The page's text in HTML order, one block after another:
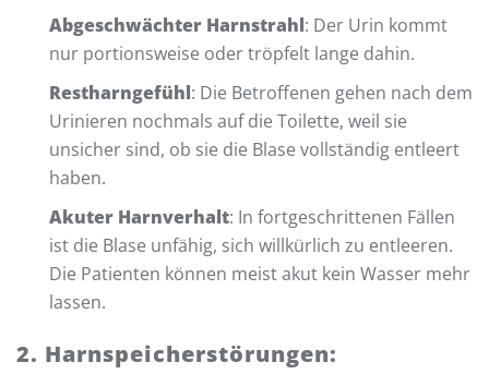
Abgeschwächter Harnstrahl: Der Urin kommt
nur portionsweise oder tröpfelt lange dahin.
Restharngefühl: Die Betroffenen gehen nach dem
Urinieren nochmals auf die Toilette, weil sie
unsicher sind, ob sie die Blase vollständig entleert
haben.
Akuter Harnverhalt: In fortgeschrittenen Fällen
ist die Blase unfähig, sich willkürlich zu entleeren.
Die Patienten können meist akut kein Wasser mehr
lassen.
2. Harnspeicherstörungen: